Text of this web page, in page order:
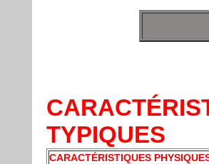
TYPIQUES
CARACTÉRISTIQUES